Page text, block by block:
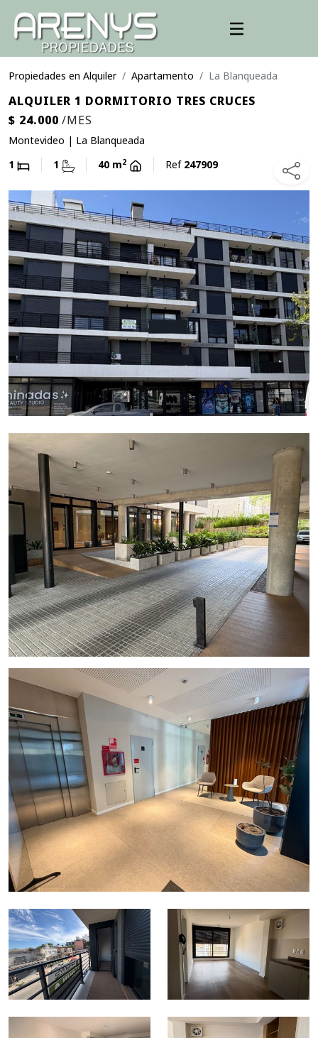
Propiedades en Alquiler Apartamento La Blanqueada
ALQUILER 1 DORMITORIO TRES CRUCES
$ 24.000 /MES
Montevideo | La Blanqueada
1
1 40 m2 Ref 247909